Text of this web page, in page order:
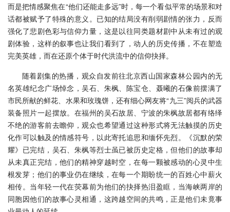
而是把情感聚焦在“他们还能走多远”时，每一个看似平常的场景和对
话都被赋予了特殊的意义。已知的结局没有削弱剧情的张力，反而
强化了悲剧色彩与信仰力量，这是以往同类题材剧中从未有过的观
剧体验，这样的叙事也让我们看到了，动人的历史传播，不在塑造
完美英雄，而在还原个体于时代洪流中的信仰抉择。
随着剧集的热播，观众自发前往北京西山国家森林公园内的无
名英雄纪念广场悼念，吴石、朱枫、陈宝仓、聂曦的石像前摆满了
市民所献的鲜花、水果和玫瑰饼，还有细心网友将“九三”阅兵的武器
装备照片一起摆放。在福州的吴石故居、宁波的朱枫故居都有络绎
不绝的游客前去瞻仰，观众也希望通过这种形式将无法触摸的历史
化作可以触及的情感符号，以此寄托追思和缅怀先烈。《沉默的荣
耀》已完结，吴石、朱枫等烈士虽已被历史定格，但他们的故事却
从未真正完结，他们的精神穿越时空，在每一颗被感动的心灵中生
根发芽；他们的事业仍在继续，在每一个期盼统一的百姓心中薪火
相传。当年轻一代在荧幕前为他们的抉择热泪盈眶，当海峡两岸的
同胞因他们的故事心灵相通，这跨越空间的共鸣，正是他们未竟事